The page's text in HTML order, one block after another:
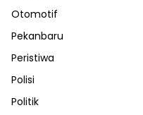
Otomotif
Pekanbaru
Peristiwa
Polisi
Politik